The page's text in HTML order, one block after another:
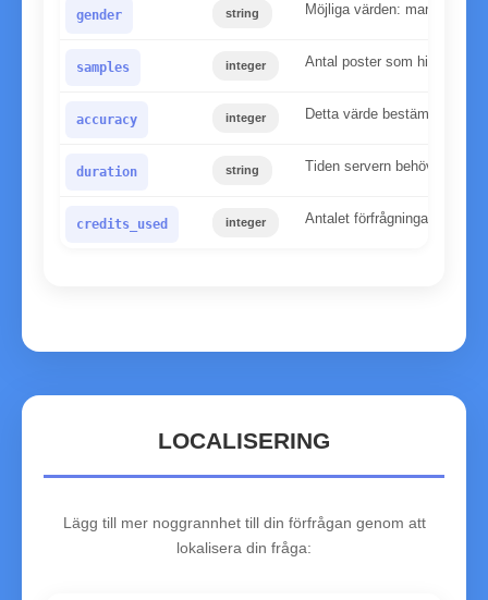
gender string Möjliga värden: man,
samples integer Antal poster som hittats i
accuracy integer Detta värde bestämmer
duration string Tiden servern behövde för
credits_used integer Antalet förfrågningar som
LOCALISERING
Lägg till mer noggrannhet till din förfrågan genom att
lokalisera din fråga: